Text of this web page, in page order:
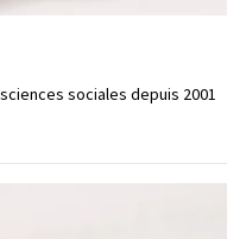
sociales depuis 2001